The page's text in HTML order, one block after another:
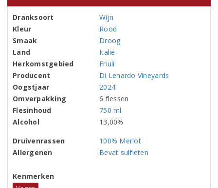
Dranksoort
Wijn
Kleur
Rood
Smaak
Droog
Land
Italië
Herkomstgebied
Friuli
Producent
Di Lenardo Vineyards
Oogstjaar
2024
Omverpakking
6 flessen
Flesinhoud
750 ml
Alcohol
13,00%
Druivenrassen
100% Merlot
Allergenen
Bevat sulfieten
Kenmerken